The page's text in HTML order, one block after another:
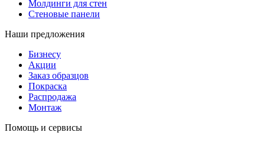
Молдинги для стен
Стеновые панели
Наши предложения
Бизнесу
Акции
Заказ образцов
Покраска
Распродажа
Монтаж
Помощь и сервисы